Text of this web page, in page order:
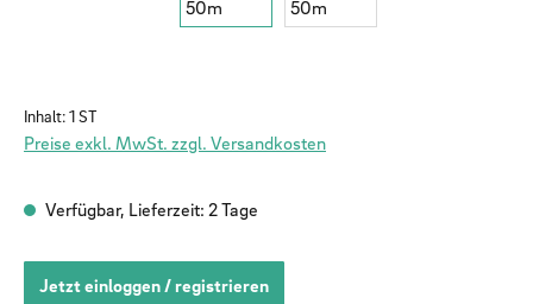
Inhalt:1 ST
Preise exkl. MwSt. zzgl. Versandkosten
Verfügbar, Lieferzeit: 2 Tage
Jetzt einloggen / registrieren